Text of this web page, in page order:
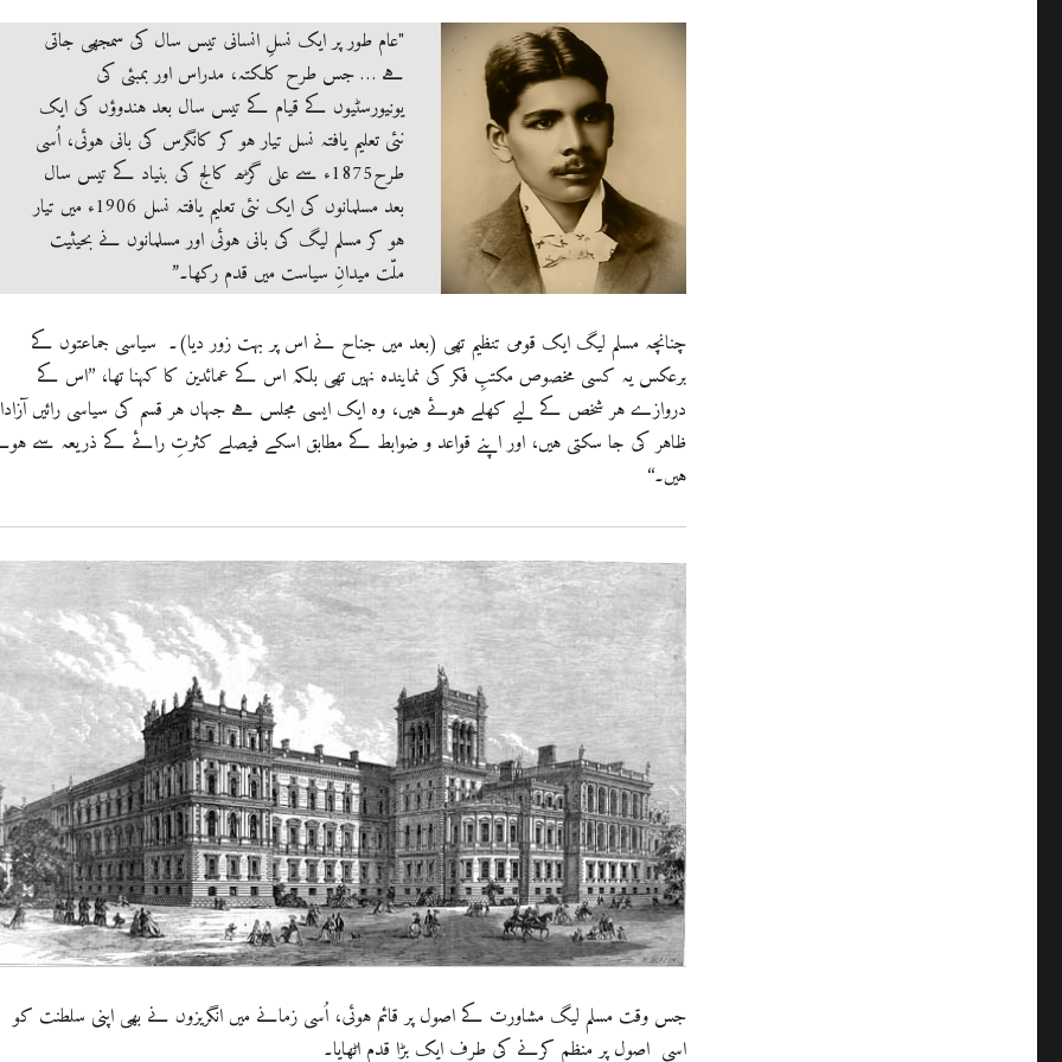
"عام طور پر ایک نسلِ انسانی تیس سال کی سمجھی جاتی
ہے … جس طرح کلکتہ، مدراس اور بمبئی کی
یونیورسٹیوں کے قیام کے تیس سال بعد ہندوؤں کی ایک
نئی تعلیم یافتہ نسل تیار ہو کر کانگرس کی بانی ہوئی، اُسی
طرح1875ء سے علی گڑھ کالج کی بنیاد کے تیس سال
بعد مسلمانوں کی ایک نئی تعلیم یافتہ نسل 1906ء میں تیار
ہو کر مسلم لیگ کی بانی ہوئی اور مسلمانوں نے بحیثیت
ملّت میدانِ سیاست میں قدم رکھا۔”
چنانچہ مسلم لیگ ایک قومی تنظیم تھی (بعد میں جناح نے اس پر بہت زور دیا)۔ سیاسی جماعتوں کے
برعکس یہ کسی مخصوص مکتبِ فکر کی نمایندہ نہیں تھی بلکہ اس کے عمائدین کا کہنا تھا، ’’اس کے
دروازے ہر شخص کے لیے کھلے ہوئے ہیں، وہ ایک ایسی مجلس ہے جہاں ہر قسم کی سیاسی رائیں
ظاہر کی جا سکتی ہیں، اور اپنے قواعد و ضوابط کے مطابق اسکے فیصلے کثرتِ رائے کے ذریعہ سے
ہیں۔‘‘
جس وقت مسلم لیگ مشاورت کے اصول پر قائم ہوئی، اُسی زمانے میں انگریزوں نے بھی اپنی سلطنت کو
اسی اصول پر منظم کرنے کی طرف ایک بڑا قدم اٹھایا۔